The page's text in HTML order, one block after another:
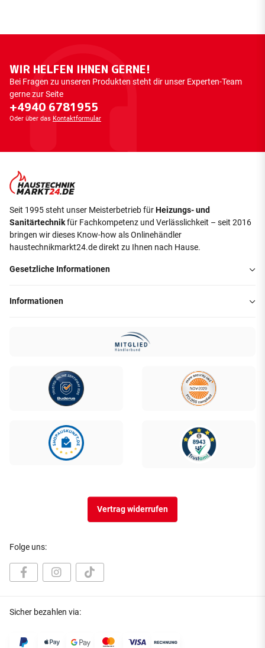
WIR HELFEN IHNEN GERNE!
Bei Fragen zu unseren Produkten steht dir unser Experten-Team
gerne zur Seite
+4940 6781955
Oder über das Kontaktformular
Seit 1995 steht unser Meisterbetrieb fürHeizungs- und
Sanitärtechnikfür Fachkompetenz und Verlässlichkeit – seit 2016
bringen wir dieses Know-how als Onlinehändler
haustechnikmarkt24.de direkt zu Ihnen nach Hause.
Gesetzliche Informationen
Informationen
Vertrag widerrufen
Folge uns:
Sicher bezahlen via: